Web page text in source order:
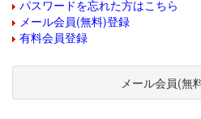
パスワードを忘れた方はこちら
メール会員(無料)登録
有料会員登録
メール会員(無